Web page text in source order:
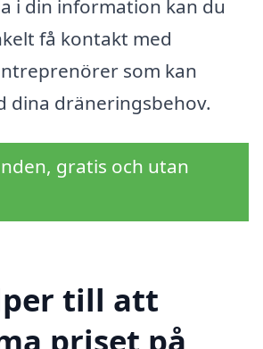
i din information kan du
få kontakt med
som kan
dina dräneringsbehov.
gratis och utan
till att
priset på